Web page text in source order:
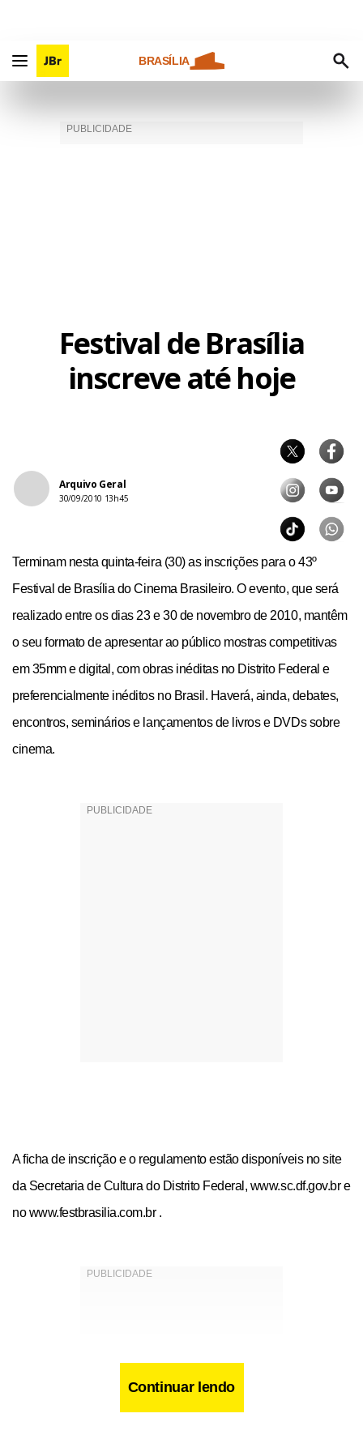
BRASÍLIA
Festival de Brasília
inscreve até hoje
Arquivo Geral
30/09/2010 13h45
Terminam nesta quinta-feira (30) as inscrições para o 43º
Festival de Brasília do Cinema Brasileiro. O evento, que será
realizado entre os dias 23 e 30 de novembro de 2010, mantêm
o seu formato de apresentar ao público mostras competitivas
em 35mm e digital, com obras inéditas no Distrito Federal e
preferencialmente inéditos no Brasil. Haverá, ainda, debates,
encontros, seminários e lançamentos de livros e DVDs sobre
cinema.
A ficha de inscrição e o regulamento estão disponíveis no site
da Secretaria de Cultura do Distrito Federal, www.sc.df.gov.br e
no www.festbrasilia.com.br .
Continuar lendo